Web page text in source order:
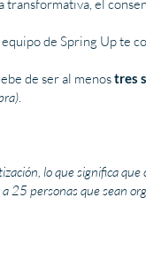
transformativa, el
de Spring Up te
de ser al menostres
.
lo que significa
25 personas que sean